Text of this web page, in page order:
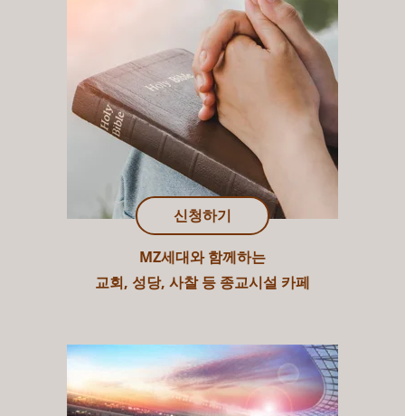
신청하기
MZ세대와 함께하는
교회, 성당, 사찰 등 종교시설 카페